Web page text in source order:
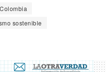
sostenible